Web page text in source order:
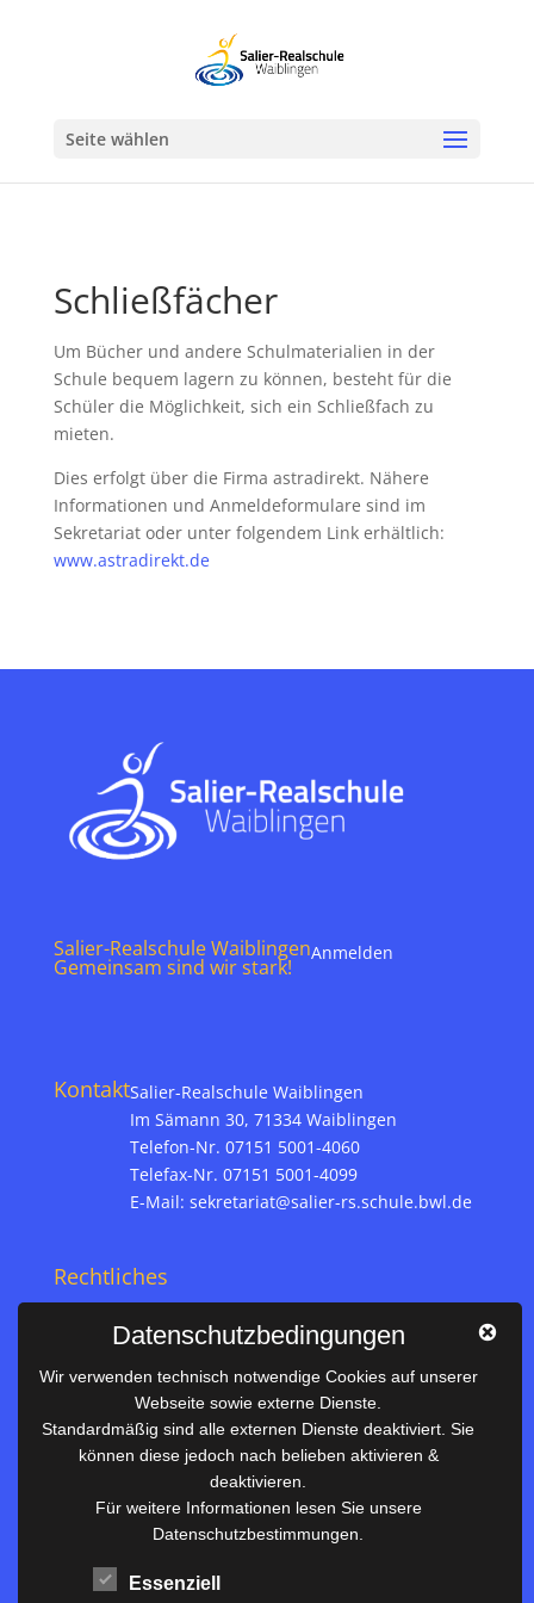
Seite wählen
Schließfächer
Um Bücher und andere Schulmaterialien in der
Schule bequem lagern zu können, besteht für die
Schüler die Möglichkeit, sich ein Schließfach zu
mieten.
Dies erfolgt über die Firma astradirekt. Nähere
Informationen und Anmeldeformulare sind im
Sekretariat oder unter folgendem Link erhältlich:
www.astradirekt.de
Salier-Realschule Waiblingen
Gemeinsam sind wir stark!
Anmelden
KontaktSalier-Realschule Waiblingen
Im Sämann 30, 71334 Waiblingen
Telefon-Nr. 07151 5001-4060
Telefax-Nr. 07151 5001-4099
E-Mail: sekretariat@salier-rs.schule.bwl.de
Rechtliches
Datenschutz
Nützliches
Vertretungsplan
Unterrichtszeiten
Downloadbereich
Terminkalender
Datenschutzbedingungen
Wir verwenden technisch notwendige Cookies auf unserer
Webseite sowie externe Dienste.
Standardmäßig sind alle externen Dienste deaktiviert. Sie
können diese jedoch nach belieben aktivieren &
deaktivieren.
Für weitere Informationen lesen Sie unsere
Datenschutzbestimmungen.
Essenziell